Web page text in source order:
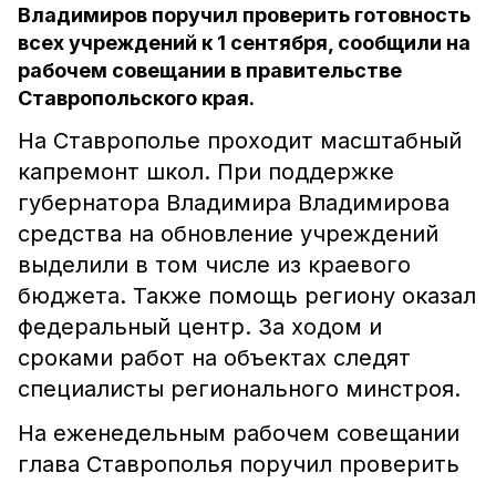
Владимиров поручил проверить готовность
всех учреждений к 1 сентября, сообщили на
рабочем совещании в правительстве
Ставропольского края.
На Ставрополье проходит масштабный
капремонт школ. При поддержке
губернатора Владимира Владимирова
средства на обновление учреждений
выделили в том числе из краевого
бюджета. Также помощь региону оказал
федеральный центр. За ходом и
сроками работ на объектах следят
специалисты регионального минстроя.
На еженедельным рабочем совещании
глава Ставрополья поручил проверить